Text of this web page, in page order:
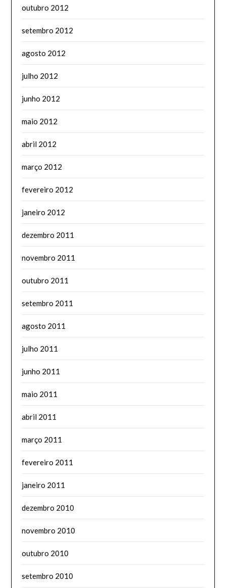
outubro 2012
setembro 2012
agosto 2012
julho 2012
junho 2012
maio 2012
abril 2012
março 2012
fevereiro 2012
janeiro 2012
dezembro 2011
novembro 2011
outubro 2011
setembro 2011
agosto 2011
julho 2011
junho 2011
maio 2011
abril 2011
março 2011
fevereiro 2011
janeiro 2011
dezembro 2010
novembro 2010
outubro 2010
setembro 2010